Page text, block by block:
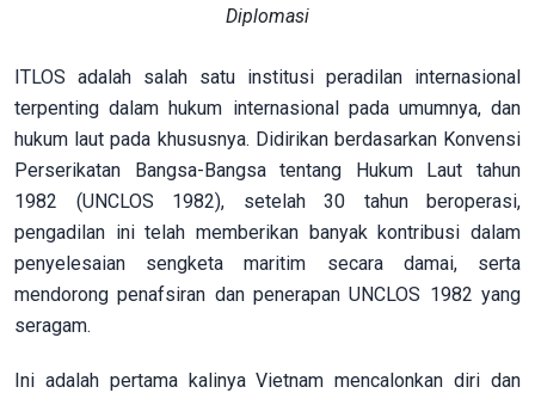
Diplomasi
ITLOS adalah salah satu institusi peradilan internasional
terpenting dalam hukum internasional pada umumnya, dan
hukum laut pada khususnya. Didirikan berdasarkan Konvensi
Perserikatan Bangsa-Bangsa tentang Hukum Laut tahun
1982 (UNCLOS 1982), setelah 30 tahun beroperasi,
pengadilan ini telah memberikan banyak kontribusi dalam
penyelesaian sengketa maritim secara damai, serta
mendorong penafsiran dan penerapan UNCLOS 1982 yang
seragam.
Ini adalah pertama kalinya Vietnam mencalonkan diri dan